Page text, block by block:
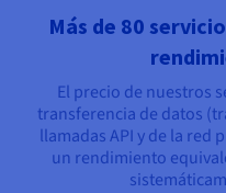
Más de 80
El precio de nuestros
transferencia de datos
llamadas API y de la red
un rendimiento